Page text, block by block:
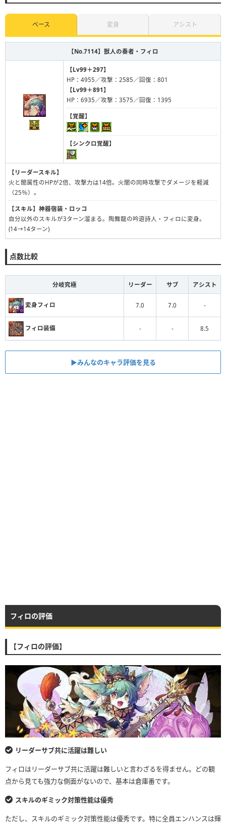
ベース 変身 アシスト
【No.7114】 獣人の奏者・フィロ
【Lv99＋297】
HP：4955／攻撃：2585／回復：801
【Lv99＋891】
HP：6935／攻撃：3575／回復：1395
【覚醒】
【シンクロ覚醒】
【リーダースキル】
火と闇属性のHPが2倍、攻撃力は14倍。火闇の同時攻撃でダメージを軽減
（25％）。
【スキル】 神器宿装・ロッコ
自分以外のスキルが3ターン溜まる。陶舞龍の吟遊詩人・フィロに変身。
(14→14ターン)
点数比較
分岐究極 リーダー サブ アシスト
変身フィロ 7.0 7.0 -
フィロ装備 - - 8.5
▶︎みんなのキャラ評価を見る
フィロの評価
【フィロの評価】
リーダーサブ共に活躍は難しい
フィロはリーダーサブ共に活躍は難しいと言わざるを得ません。どの観
点から見ても強力な側面がないので、基本は倉庫番です。
スキルのギミック対策性能は優秀
ただし、スキルのギミック対策性能は優秀です。特に全員エンハンスは輝